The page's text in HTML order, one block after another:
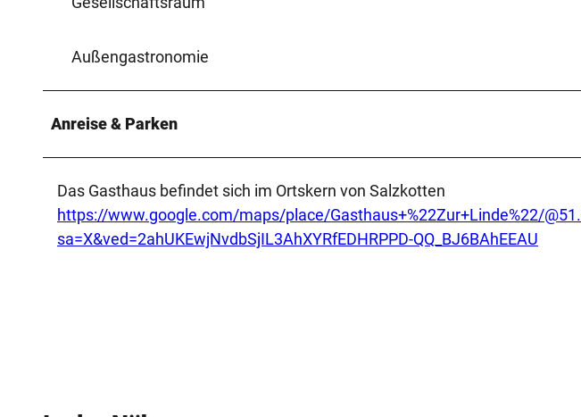
Außengastronomie
Anreise & Parken
Das Gasthaus befindet sich im Ortskern von Salzkotten
https://www.google.com/maps/place/Gasthaus+%22Zur+Linde%22/
sa=X&ved=2ahUKEwjNvdbSjIL3AhXYRfEDHRPPD-QQ_BJ6BAhEEAU